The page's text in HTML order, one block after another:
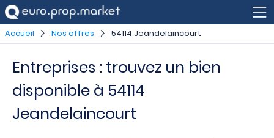
Accueil Nos offres 54114 Jeandelaincourt
Entreprises : trouvez un bien
disponible à 54114
Jeandelaincourt